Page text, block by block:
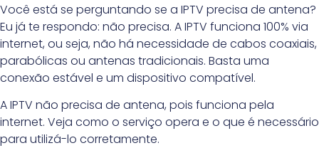
Você está se perguntando se a IPTV precisa de antena?
Eu já te respondo: não precisa. A IPTV funciona 100% via
internet, ou seja, não há necessidade de cabos coaxiais,
parabólicas ou antenas tradicionais. Basta uma
conexão estável e um dispositivo compatível.
A IPTV não precisa de antena, pois funciona pela
internet. Veja como o serviço opera e o que é necessário
para utilizá-lo corretamente.